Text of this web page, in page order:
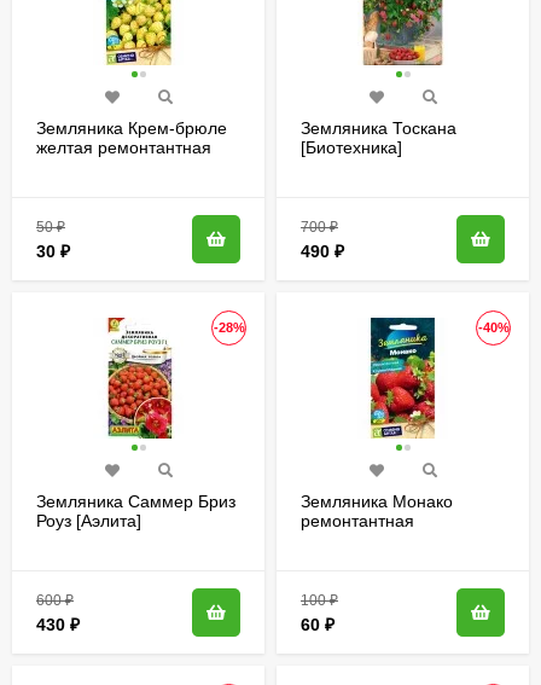
Земляника Крем-брюле
желтая ремонтантная
50₽
30 ₽
Земляника Тоскана
[Биотехника]
700₽
490 ₽
-28%
Земляника Саммер Бриз
Роуз [Аэлита]
600₽
430 ₽
-40%
Земляника Монако
ремонтантная
100₽
60 ₽